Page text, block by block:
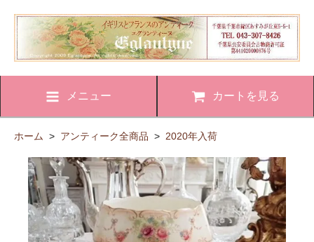
メニュー カートを見る
ホーム > アンティーク全商品 > 2020年入荷